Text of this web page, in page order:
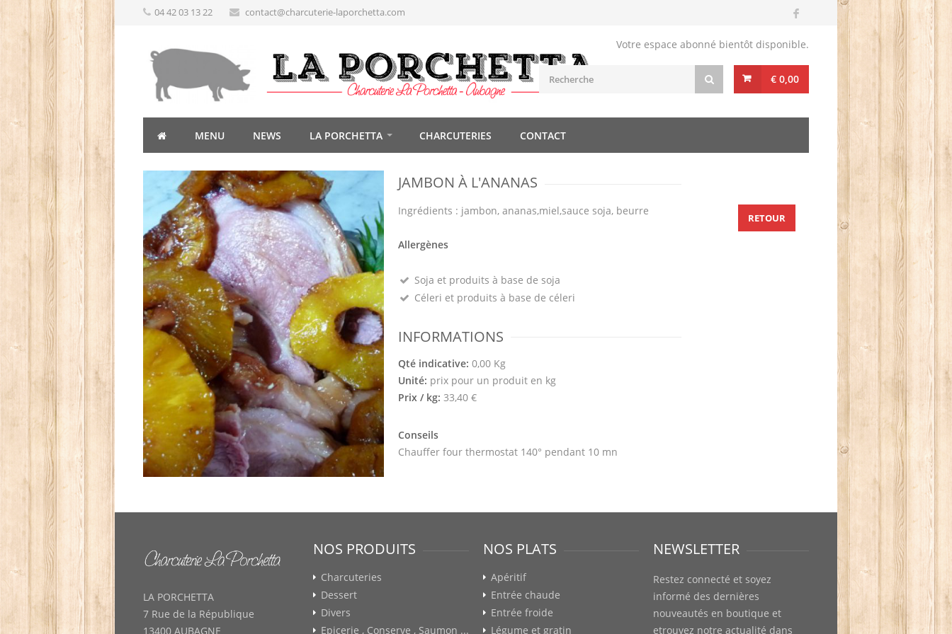
04 42 03 13 22 contact@charcuterie-laporchetta.com
Votre espace abonné bientôt disponible.
€ 0,00
MENU NEWS LA PORCHETTA CHARCUTERIES CONTACT
JAMBON À L'ANANAS
Ingrédients : jambon, ananas,miel,sauce soja, beurre
Allergènes
Soja et produits à base de soja
Céleri et produits à base de céleri
INFORMATIONS
Qté indicative: 0,00 Kg
Unité: prix pour un produit en kg
Prix / kg: 33,40 €
Conseils
Chauffer four thermostat 140° pendant 10 mn
RETOUR
LA PORCHETTA
7 Rue de la République
13400 AUBAGNE
NOS PRODUITS
Charcuteries
Dessert
Divers
Epicerie , Conserve , Saumon ...
NOS PLATS
Apéritif
Entrée chaude
Entrée froide
Légume et gratin
NEWSLETTER
Restez connecté et soyez
informé des dernières
nouveautés en boutique et
etrouvez notre actualité dans